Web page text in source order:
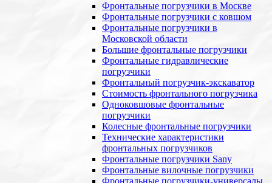
Фронтальные погрузчики в Москве
Фронтальные погрузчики с ковшом
Фронтальные погрузчики в
Московской области
Большие фронтальные погрузчики
Фронтальные гидравлические
погрузчики
Фронтальный погрузчик-экскаватор
Стоимость фронтального погрузчика
Одноковшовые фронтальные
погрузчики
Колесные фронтальные погрузчики
Технические характеристики
фронтальных погрузчиков
Фронтальные погрузчики Sany
Фронтальные вилочные погрузчики
Фронтальные погрузчики-универсалы